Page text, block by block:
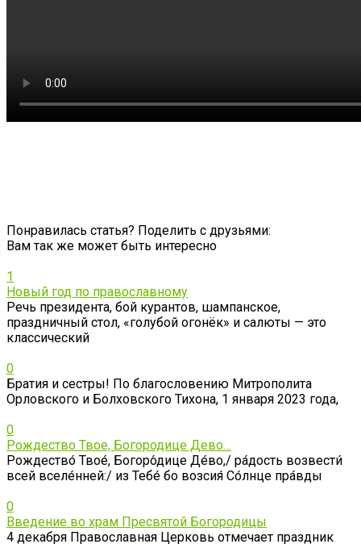
Понравилась статья? Поделить с друзьями:
Вам так же может быть интересно
1
Новый год по православному
Речь президента, бой курантов, шампанское,
праздничный стол, «голубой огонёк» и салюты — это
классический
0
Братия и сестры! По благословению Митрополита
Орловского и Болховского Тихона, 1 января 2023 года,
0
Рождество Твое, Богородице Дево…
Рождество́ Твое́, Богоро́дице Де́во,/ ра́дость возвести́
всей вселе́нней:/ из Тебе́ бо возсия́ Со́лнце пра́вды
0
Введение во храм Пресвятой Богородицы
4 декабря Православная Церковь отмечает праздник